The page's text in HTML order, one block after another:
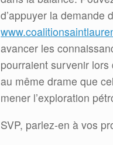
d’appuyer la demande
avancer les
pourraient survenir
au même drame que
mener l’exploration
SVP, parlez-en à vos